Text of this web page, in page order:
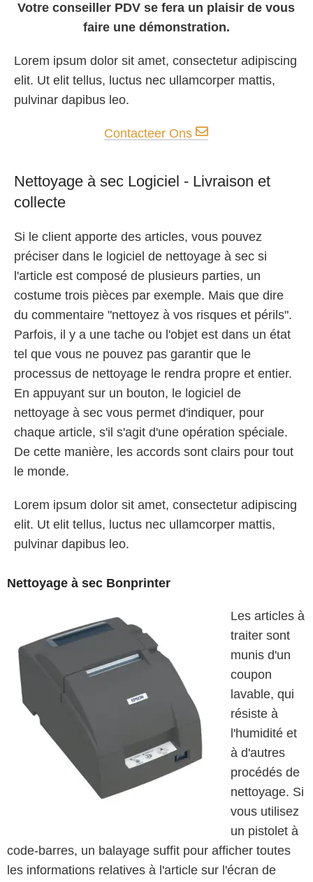
Votre conseiller PDV se fera un plaisir de vous
faire une démonstration.
Lorem ipsum dolor sit amet, consectetur adipiscing
elit. Ut elit tellus, luctus nec ullamcorper mattis,
pulvinar dapibus leo.
Contacteer Ons
Nettoyage à sec Logiciel - Livraison et
collecte
Si le client apporte des articles, vous pouvez
préciser dans le logiciel de nettoyage à sec si
l'article est composé de plusieurs parties, un
costume trois pièces par exemple. Mais que dire
du commentaire "nettoyez à vos risques et périls".
Parfois, il y a une tache ou l'objet est dans un état
tel que vous ne pouvez pas garantir que le
processus de nettoyage le rendra propre et entier.
En appuyant sur un bouton, le logiciel de
nettoyage à sec vous permet d'indiquer, pour
chaque article, s'il s'agit d'une opération spéciale.
De cette manière, les accords sont clairs pour tout
le monde.
Lorem ipsum dolor sit amet, consectetur adipiscing
elit. Ut elit tellus, luctus nec ullamcorper mattis,
pulvinar dapibus leo.
Nettoyage à sec Bonprinter
Les articles à
traiter sont
munis d'un
coupon
lavable, qui
résiste à
l'humidité et
à d'autres
procédés de
nettoyage. Si
vous utilisez
un pistolet à
code-barres, un balayage suffit pour afficher toutes
les informations relatives à l'article sur l'écran de